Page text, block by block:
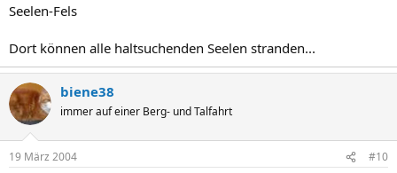
Seelen-Fels
Dort können alle haltsuchenden Seelen stranden...
biene38
immer auf einer Berg- und Talfahrt
19 März 2004 #10